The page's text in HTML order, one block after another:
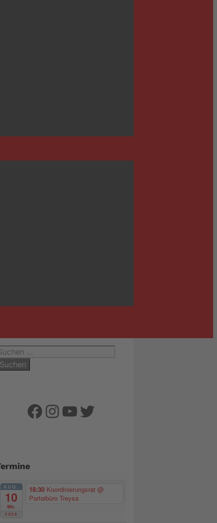
Facebook
Instagram
YouTube
Twitter
AUG.
10
Mo.
2026
18:30 Koordinierungsrat @
Parteibüro Treysa